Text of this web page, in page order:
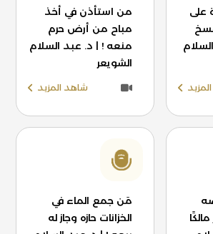
على
من استأذن في أخذ
مباح من أرض حرم
منعه ! | د. عبد السلام
الشويعر
شاهد المزيد
مَن جمع الماء في
الخزانات حازه وجاز له